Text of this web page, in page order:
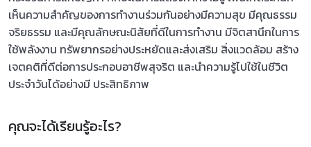
เห็นความสำคัญของการทำงานร่วมกันอย่างมีความสุข มีคุณธรรม
จริยธรรม และมีคุณลักษณะนิสัยที่ดีในการทำงาน มีจิตสานึกในการ
ใช้พลังงาน ทรัพยากรอย่างประหยัดและส่งเสริม สิ่งแวดล้อม สร้าง
เจตคติที่ดีต่อการประกอบอาชีพสุจริต และนำความรู้ไปใช้ในชีวิต
ประจำวันได้อย่างมี ประสิทธิภาพ
คุณจะได้เรียนรู้อะไร?